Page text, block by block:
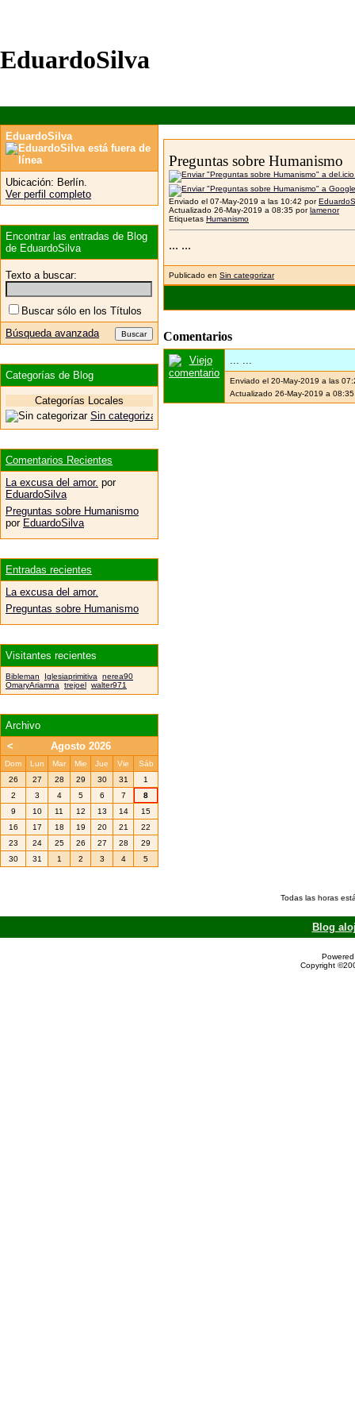
EduardoSilva
Preguntas sobre Humanismo
Enviado el 07-May-2019 a las 10:42 por
Actualizado 26-May-2019 a 08:35 por lamenor
Etiquetas Humanismo
... ...
Publicado en Sin categorizar
Comentarios
Enviado el 20-May-2019 a las
Actualizado 26-May-2019 a
EduardoSilva
Ubicación: Berlín.
Ver perfil completo
Encontrar las entradas de Blog
de EduardoSilva
Texto a buscar:
Buscar sólo en los Títulos
Búsqueda avanzada
Categorías de Blog
Categorías Locales
Sin categorizar
Comentarios Recientes
La excusa del amor. por
EduardoSilva
Preguntas sobre Humanismo
por EduardoSilva
Entradas recientes
La excusa del amor.
Preguntas sobre Humanismo
Visitantes recientes
Bibleman Iglesiaprimitiva
nerea90
OmaryAriamna
trejoel walter971
Archivo
<
Agosto 2026
Dom Lun Mar Mie Jue Vie
Sáb
26
27 28 29 30 31
1
2
3 4 5 6 7
8
9
10 11 12 13 14
15
16
17 18 19 20 21
22
23
24 25 26 27 28
29
30
31 1 2 3 4 5
Todas las horas
Blog
Copyright